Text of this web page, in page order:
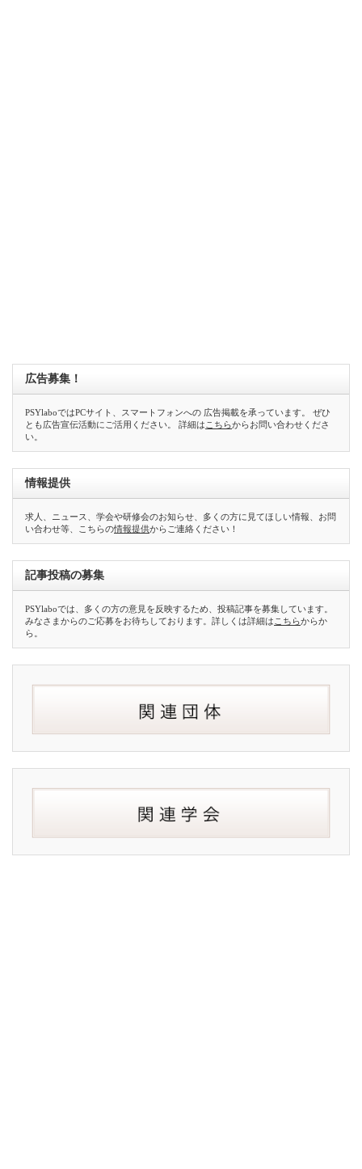
広告募集！
PSYlaboではPCサイト、スマートフォンへの 広告掲載を承っています。 ぜひ
とも広告宣伝活動にご活用ください。 詳細は こちらからお問い合わせくださ
い。
情報提供
求人、ニュース、学会や研修会のお知らせ、多くの方に見てほしい情報、お問
い合わせ等、こちらの情報提供からご連絡ください！
記事投稿の募集
PSYlaboでは、多くの方の意見を反映するため、投稿記事を募集しています。
みなさまからのご応募をお待ちしております。詳しくは詳細は こちらからか
ら。